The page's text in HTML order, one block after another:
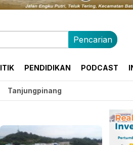
Pencarian
PENDIDIKAN PODCAST
Tanjungpinang